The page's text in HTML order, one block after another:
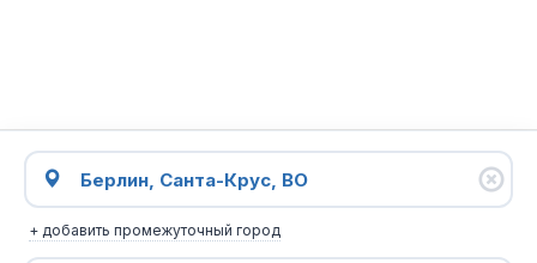
+ добавить промежуточный город